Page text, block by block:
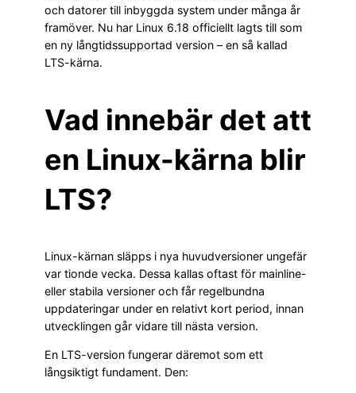
och datorer till inbyggda system under många år
framöver. Nu har Linux 6.18 officiellt lagts till som
en ny långtidssupportad version – en så kallad
LTS-kärna.
Vad innebär det att
en Linux-kärna blir
LTS?
Linux-kärnan släpps i nya huvudversioner ungefär
var tionde vecka. Dessa kallas oftast för mainline-
eller stabila versioner och får regelbundna
uppdateringar under en relativt kort period, innan
utvecklingen går vidare till nästa version.
En LTS-version fungerar däremot som ett
långsiktigt fundament. Den: